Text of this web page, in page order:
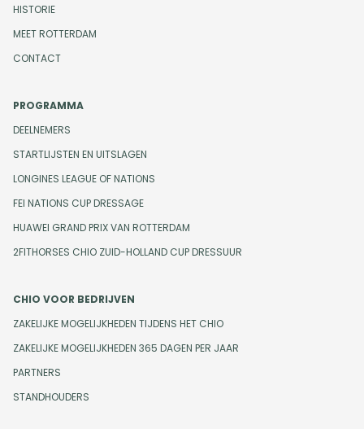
HISTORIE
MEET ROTTERDAM
CONTACT
PROGRAMMA
DEELNEMERS
STARTLIJSTEN EN UITSLAGEN
LONGINES LEAGUE OF NATIONS
FEI NATIONS CUP DRESSAGE
HUAWEI GRAND PRIX VAN ROTTERDAM
2FITHORSES CHIO ZUID-HOLLAND CUP DRESSUUR
CHIO VOOR BEDRIJVEN
ZAKELIJKE MOGELIJKHEDEN TIJDENS HET CHIO
ZAKELIJKE MOGELIJKHEDEN 365 DAGEN PER JAAR
PARTNERS
STANDHOUDERS